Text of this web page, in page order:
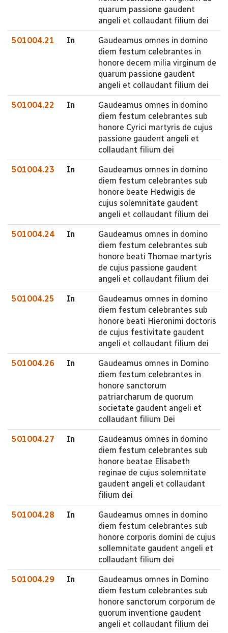
quarum passione gaudent
angeli et collaudant filium dei
501004.21 In
Gaudeamus omnes in domino
diem festum celebrantes in
honore decem milia virginum de
quarum passione gaudent
angeli et collaudant filium dei
501004.22 In
Gaudeamus omnes in domino
diem festum celebrantes sub
honore Cyrici martyris de cujus
passione gaudent angeli et
collaudant filium dei
501004.23 In
Gaudeamus omnes in domino
diem festum celebrantes sub
honore beate Hedwigis de
cujus solemnitate gaudent
angeli et collaudant fílium dei
501004.24 In
Gaudeamus omnes in domino
diem festum celebrantes sub
honore beati Thomae martyris
de cujus passione gaudent
angeli et collaudant filium dei
501004.25 In
Gaudeamus omnes in domino
diem festum celebrantes sub
honore beati Hieronimi doctoris
de cujus festivitate gaudent
angeli et collaudant filium dei
501004.26 In
Gaudeamus omnes in Domino
diem festum celebrantes in
honore sanctorum
patriarcharum de quorum
societate gaudent angeli et
collaudant filium Dei
501004.27 In
Gaudeamus omnes in domino
diem festum celebrantes sub
honore beatae Elisabeth
reginae de cujus solemnitate
gaudent angeli et collaudant
filium dei
501004.28 In
Gaudeamus omnes in domino
diem festum celebrantes sub
honore corporis domini de cujus
sollemnitate gaudent angeli et
collaudant filium dei
501004.29 In
Gaudeamus omnes in Domino
diem festum celebrantes sub
honore sanctorum corporum de
quorum inventione gaudent
angeli et collaudant filium dei